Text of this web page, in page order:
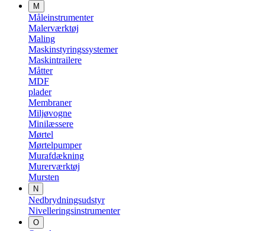
M
Måleinstrumenter
Malerværktøj
Maling
Maskinstyringssystemer
Maskintrailere
Måtter
MDF
plader
Membraner
Miljøvogne
Minilæssere
Mørtel
Mørtelpumper
Murafdækning
Murerværktøj
Mursten
N
Nedbrydningsudstyr
Nivelleringsinstrumenter
O